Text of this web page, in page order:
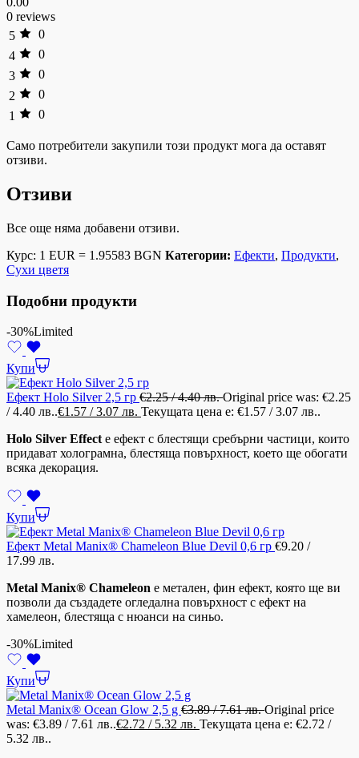
0 reviews
5
0
4
0
3
0
2
0
1
0
Само потребители закупили този продукт мога да оставят
отзиви.
Отзиви
Все още няма добавени отзиви.
Курс: 1 EUR = 1.95583 BGN Категории: Ефекти, Продукти,
Сухи цветя
Подобни продукти
-30%Limited
Купи
Ефект Holo Silver 2,5 гр €2.25/ 4.40 лв.Original price was: €2.25
/ 4.40 лв..€1.57 / 3.07 лв. Текущата цена е: €1.57 / 3.07 лв..
Holo Silver Effectе ефект с блестящи сребърни частици, които
придават холограмна, блестяща повърхност, което ще обогати
всяка декорация.
Купи
Ефект Metal Manix® Chameleon Blue Devil 0,6 гр €9.20 /
17.99 лв.
Metal Manix® Chameleon е метален, фин ефект, която ще ви
позволи да създадете огледална повърхност с ефект на
хамелеон, блестяща с нюанси на синьо.
-30%Limited
Купи
Metal Manix® Ocean Glow 2,5 g €3.89/ 7.61 лв.Original price
was: €3.89 / 7.61 лв..€2.72 / 5.32 лв. Текущата цена е: €2.72 /
5.32 лв..